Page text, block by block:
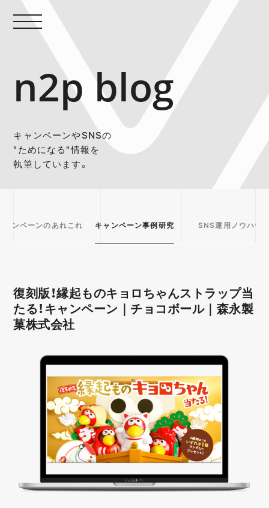
n2p blog
キャンペーンやSNSの
"ためになる"情報を
執筆しています。
ャンペーンのあれこれ キャンペーン事例研究 SNS運用ノウハウ
復刻版！縁起ものキョロちゃんストラップ当
たる！キャンペーン｜チョコボール｜森永製
菓株式会社